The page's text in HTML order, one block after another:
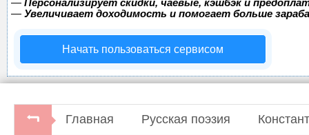
— Увеличивает доходимость и помогает больше
Начать пользоваться сервисом
Главная Русская поэзия